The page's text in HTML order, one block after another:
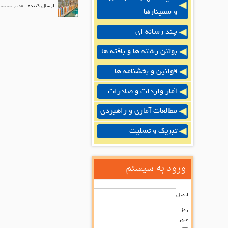
و سمینارها
چند رسانه ای
بولتن رشته ها و بافته ها
قوانین و بخشنامه ها
آمار واردات و صادرات
مطالعات آماری و راهبردی
تبریک و تسلیت
ورود به سیستم
ایمیل
رمز
عبور
ارسال کننده : مدیر